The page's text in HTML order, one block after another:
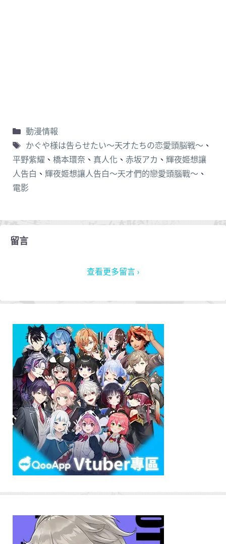
動漫情報
かぐや様は告らせたい〜天才たちの恋愛頭脳戦〜 、
平野紫耀 、 橋本環奈 、 真人化 、 赤坂アカ 、 輝夜姬想讓
人告白 、 輝夜姬想讓人告白～天才們的戀愛頭腦戰～ 、
電影
留言
查看更多留言 ›